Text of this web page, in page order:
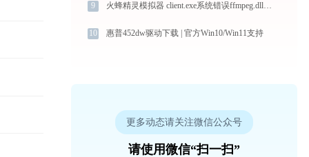
9 火蜂精灵模拟器 client.exe系统错误ffmpeg.dll丢失如何解决
10 惠普452dw驱动下载 | 官方Win10/Win11支持
更多动态请关注微信公众号
请使用微信“扫一扫”